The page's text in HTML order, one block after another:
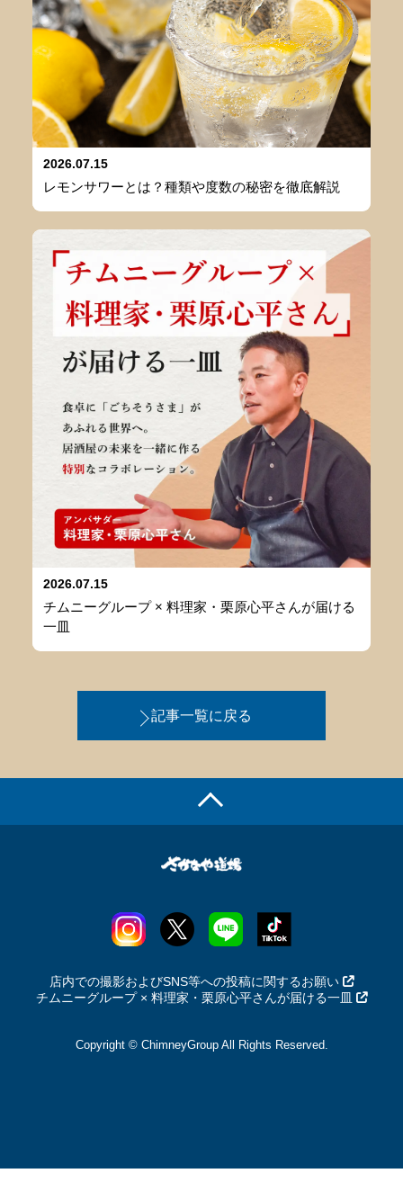
2026.07.15
レモンサワーとは？種類や度数の秘密を徹底解説
2026.07.15
チムニーグループ × 料理家・栗原心平さんが届ける
一皿
記事一覧に戻る
店内での撮影およびSNS等への投稿に関するお願い
チムニーグループ × 料理家・栗原心平さんが届ける一皿
Copyright © ChimneyGroup All Rights Reserved.